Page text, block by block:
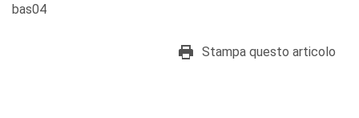
bas04
Stampa questo articolo